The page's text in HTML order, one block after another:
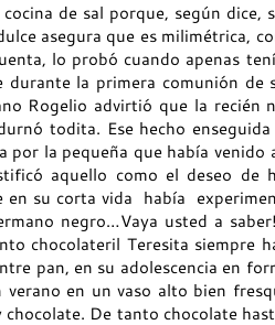
de sal porque, según dice,
asegura que es milimétrica,
lo probó cuando apenas
durante la primera comunión
Rogelio advirtió que la recién
todita. Ese hecho
por la pequeña que había venido
aquello como el deseo
en su corta vida había
negro…Vaya usted a
chocolateril Teresita siempre
pan, en su adolescencia en
verano en un vaso alto bien
De tanto chocolate